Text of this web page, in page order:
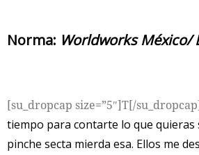
Norma: Worldworks México/
[su_dropcap size=”5″]T[/
tiempo para contarte lo que quieras
pinche secta mierda esa. Ellos me